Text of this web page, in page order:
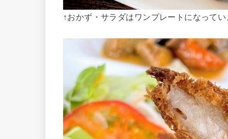
↑おかず・サラダはワンプレートになって